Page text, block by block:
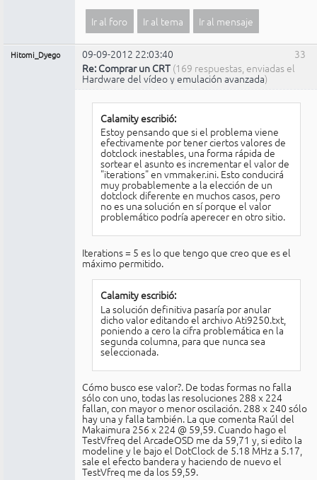
Ir al foro Ir al tema Ir al mensaje
33
Hitomi_Dyego
09-09-2012 22:03:40
Re: Comprar un CRT (169 respuestas, enviadas el
Hardware del vídeo y emulación avanzada)
Calamity escribió:
Estoy pensando que si el problema viene
efectivamente por tener ciertos valores de
dotclock inestables, una forma rápida de
sortear el asunto es incrementar el valor de
"iterations" en vmmaker.ini. Esto conducirá
muy probablemente a la elección de un
dotclock diferente en muchos casos, pero
no es una solución en sí porque el valor
problemático podría aperecer en otro sitio.
Iterations = 5 es lo que tengo que creo que es el
máximo permitido.
Calamity escribió:
La solución definitiva pasaría por anular
dicho valor editando el archivo Ati9250.txt,
poniendo a cero la cifra problemática en la
segunda columna, para que nunca sea
seleccionada.
Cómo busco ese valor?. De todas formas no falla
sólo con uno, todas las resoluciones 288 x 224
fallan, con mayor o menor oscilación. 288 x 240 sólo
hay una y falla también. La que comenta Raúl del
Makaimura 256 x 224 @ 59,59. Cuando hago el
TestVfreq del ArcadeOSD me da 59,71 y, si edito la
modeline y le bajo el DotClock de 5.18 MHz a 5.17,
sale el efecto bandera y haciendo de nuevo el
TestVfreq me da los 59,59.